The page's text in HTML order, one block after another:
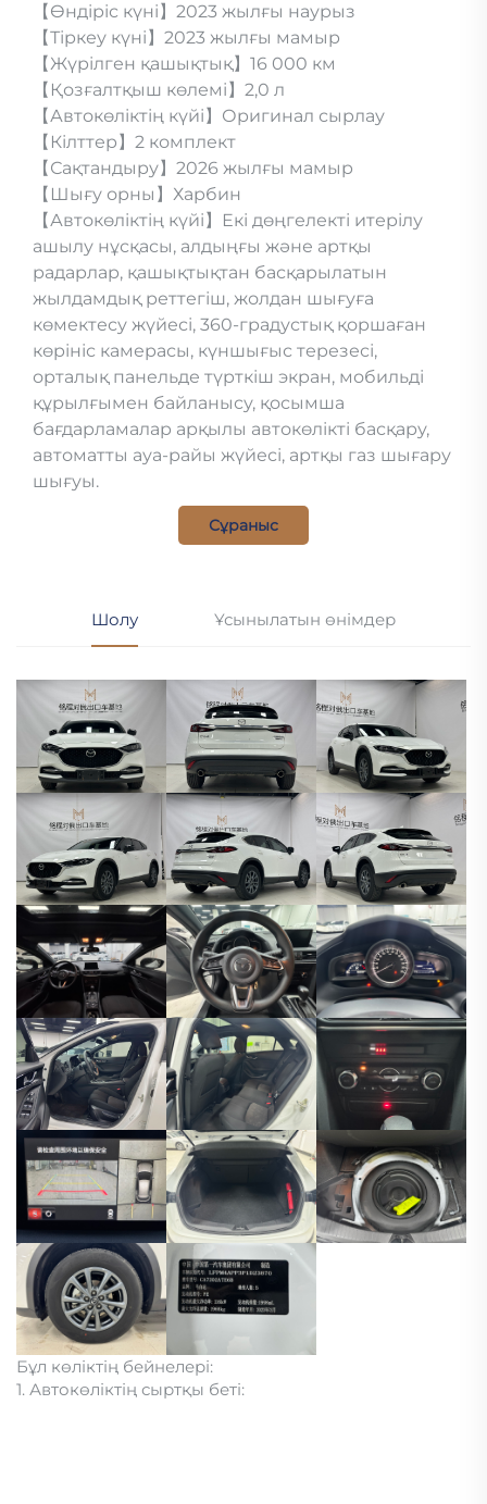
【Өндіріс күні】2023 жылғы наурыз
【Тіркеу күні】2023 жылғы мамыр
【Жүрілген қашықтық】16 000 км
【Қозғалтқыш көлемі】2,0 л
【Автокөліктің күйі】Оригинал сырлау
【Кілттер】2 комплект
【Сақтандыру】2026 жылғы мамыр
【Шығу орны】Харбин
【Автокөліктің күйі】Екі дөңгелекті итерілу
ашылу нұсқасы, алдыңғы және артқы
радарлар, қашықтықтан басқарылатын
жылдамдық реттегіш, жолдан шығуға
көмектесу жүйесі, 360-градустық қоршаған
көрініс камерасы, күншығыс терезесі,
орталық панельде түрткіш экран, мобильді
құрылғымен байланысу, қосымша
бағдарламалар арқылы автокөлікті басқару,
автоматты ауа-райы жүйесі, артқы газ шығару
шығуы.
Сұраныс
Шолу Ұсынылатын өнімдер
Бұл көліктің бейнелері:
1. Автокөліктің сыртқы беті: